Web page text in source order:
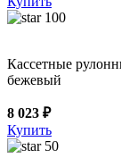
100
Кассетные
бежевый
8 023 ₽
Купить
50